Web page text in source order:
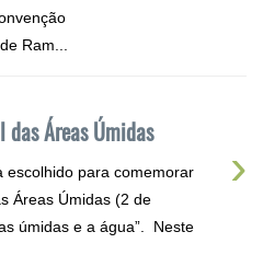
Ram...
Áreas Úmidas
›
escolhido para comemorar
Áreas Úmidas (2 de
úmidas e a água”. Neste